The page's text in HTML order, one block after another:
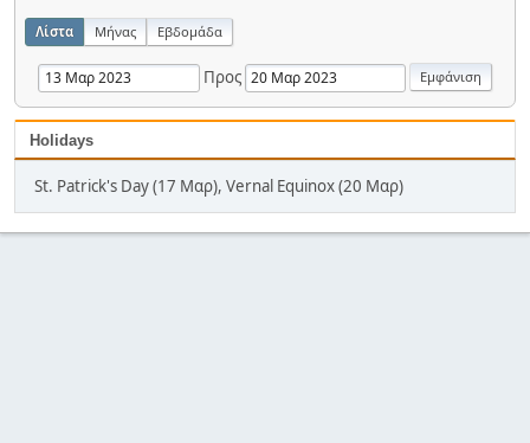
Λίστα Μήνας Εβδομάδα
Προς
Holidays
St. Patrick's Day (17 Μαρ), Vernal Equinox (20 Μαρ)